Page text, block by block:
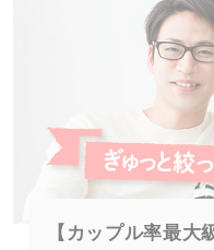
【カップル率最大